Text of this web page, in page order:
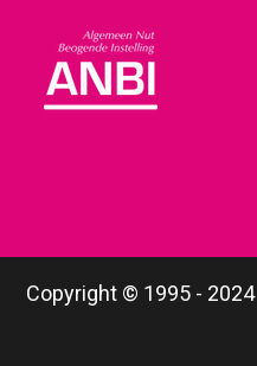
Copyright © 1995 - 2024